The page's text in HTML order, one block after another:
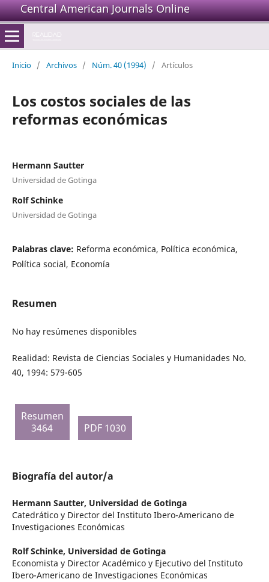
Central American Journals Online
Inicio / Archivos / Núm. 40 (1994) / Artículos
Los costos sociales de las
reformas económicas
Hermann Sautter
Universidad de Gotinga
Rolf Schinke
Universidad de Gotinga
Palabras clave: Reforma económica, Política económica,
Política social, Economía
Resumen
No hay resúmenes disponibles
Realidad: Revista de Ciencias Sociales y Humanidades No.
40, 1994: 579-605
Resumen
3464
PDF 1030
Biografía del autor/a
Hermann Sautter, Universidad de Gotinga
Catedrático y Director del Instituto Ibero-Americano de
Investigaciones Económicas
Rolf Schinke, Universidad de Gotinga
Economista y Director Académico y Ejecutivo del Instituto
Ibero-Americano de Investigaciones Económicas